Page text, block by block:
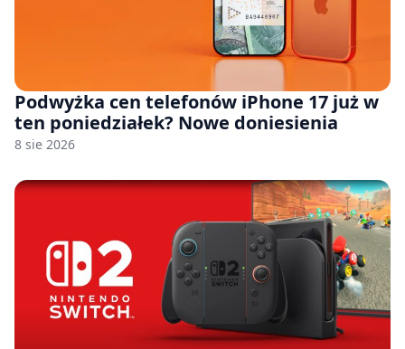
Podwyżka cen telefonów iPhone 17 już w
ten poniedziałek? Nowe doniesienia
8 sie 2026